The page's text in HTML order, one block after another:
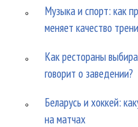
Музыка и спорт: как
меняет качество
Как рестораны
говорит о заведении?
Беларусь и хоккей:
на матчах